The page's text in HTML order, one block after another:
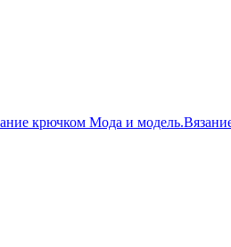
крючком Мода и